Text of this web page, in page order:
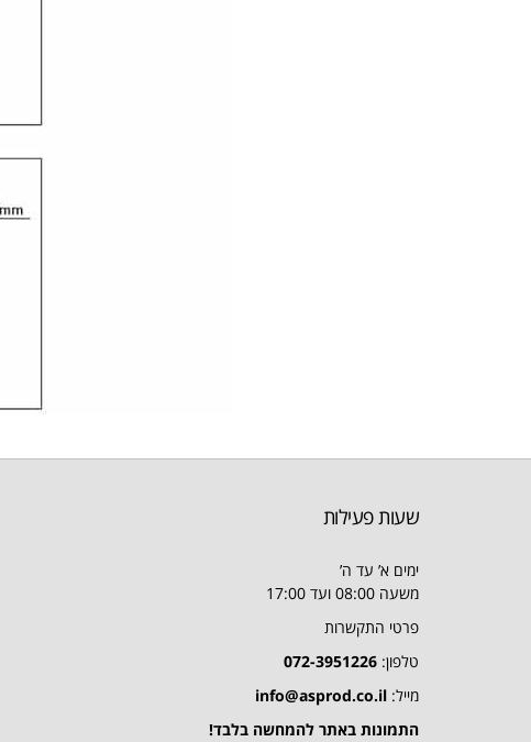
שעות פעילות
ימים א’ עד ה’
משעה 08:00 ועד 17:00
פרטי התקשרות
טלפון: 072-3951226
מייל: info@asprod.co.il
התמונות באתר להמחשה בלבד!